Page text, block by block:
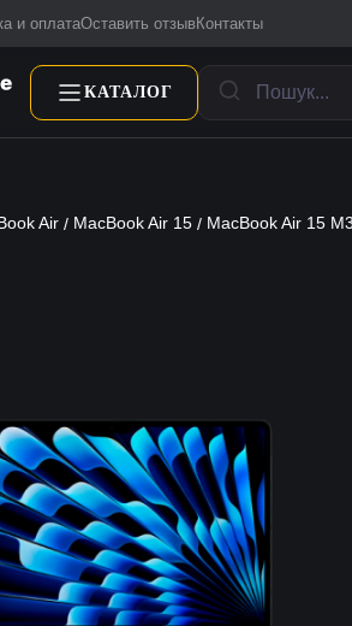
и оплатаОставить отзыв Контакты
КАТАЛОГ
Air / MacBook Air 15 / MacBook Air 15